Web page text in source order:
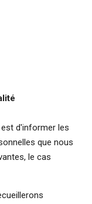
d'informer les
que nous
le cas